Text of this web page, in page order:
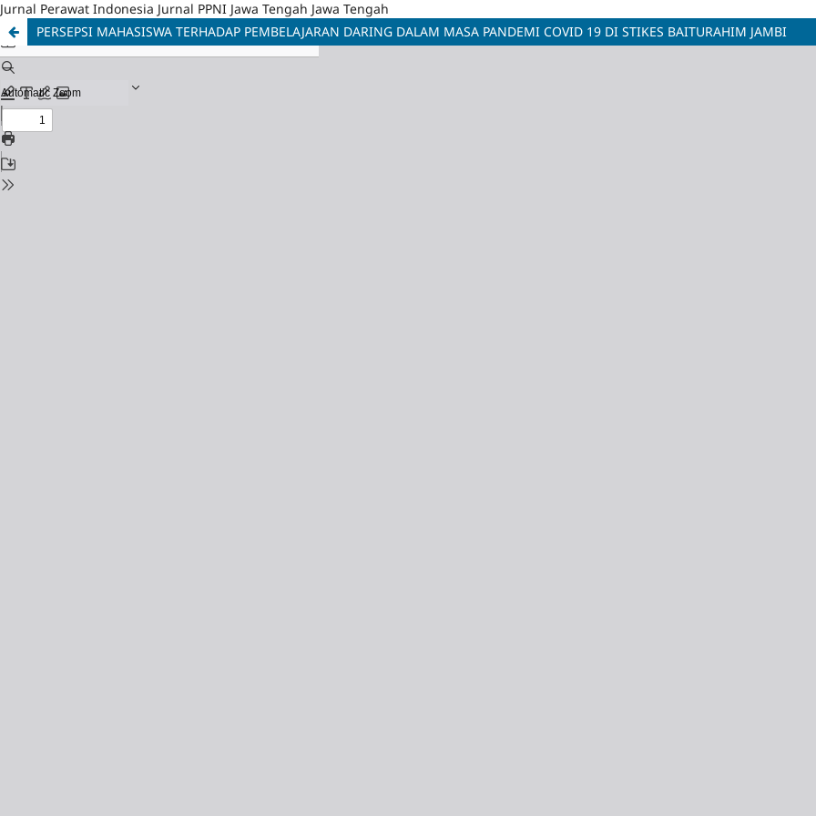
Jurnal Perawat Indonesia Jurnal PPNI Jawa Tengah Jawa Tengah
PERSEPSI MAHASISWA TERHADAP PEMBELAJARAN DARING DALAM MASA PANDEMI COVID 19 DI STIKES BAITURAHIM JAMBI